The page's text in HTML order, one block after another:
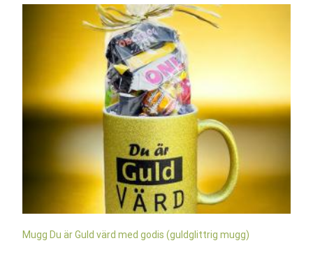
Mugg Du är Guld värd med godis (guldglittrig mugg)